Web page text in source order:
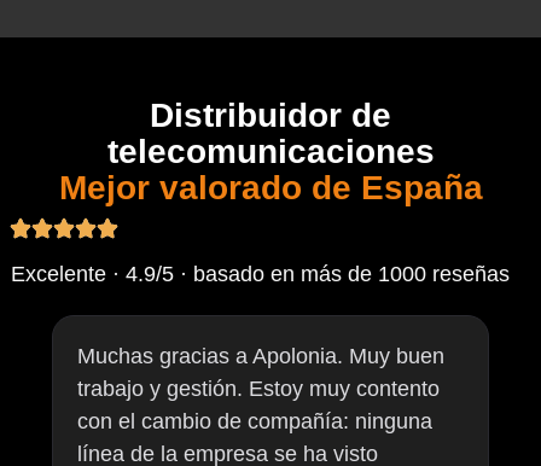
Distribuidor de
telecomunicaciones
Mejor valorado de España
Excelente · 4.9/5 · basado en más de 1000 reseñas
Muchas gracias a Apolonia. Muy buen
trabajo y gestión. Estoy muy contento
con el cambio de compañía: ninguna
línea de la empresa se ha visto